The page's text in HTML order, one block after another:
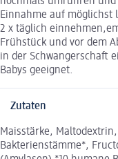
Einnahme auf möglichst
2 x täglich
Frühstück und vor dem
in der Schwangerschaft
Babys geeignet.
Zutaten
Maisstärke,
Bakterienstämme*,